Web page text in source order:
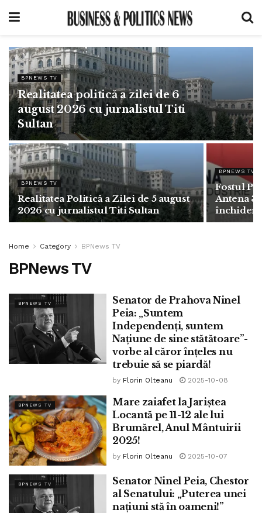
BPNEWS TV
Realitatea politică a zilei de 6
august 2026 cu jurnalistul Titi
Sultan
BPNEWS TV
Realitatea Politică a Zilei de 5 august
2026 cu jurnalistul Titi Sultan
BPNEWS TV
Fostul
Antena
Home Category BPNews TV
BPNews TV
BPNEWS TV
Senator de Prahova Ninel
Peia: „Suntem
Independenți, suntem
Națiune de sine stătătoare”-
vorbe al căror înțeles nu
trebuie să se piardă!
by Florin Olteanu 2025-10-08
BPNEWS TV
Mare zaiafet la Jariștea
Locantă pe 11-12 ale lui
Brumărel, Anul Mântuirii
2025!
by Florin Olteanu 2025-10-07
BPNEWS TV
Senator Ninel Peia, Chestor
al Senatului: „Puterea unei
națiuni stă în oameni!”